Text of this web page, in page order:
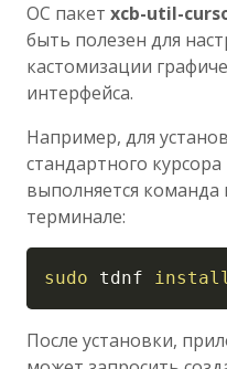
ОС пакет xcb-util-
быть полезен для
кастомизации
интерфейса.
Например, для
стандартного курсора
выполняется команда
терминале:
sudo tdnf
После установки,